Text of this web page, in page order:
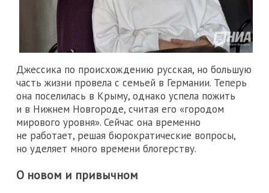
Джессика по происхождению русская, но большую
часть жизни провела с семьей в Германии. Теперь
она поселилась в Крыму, однако успела пожить
и в Нижнем Новгороде, считая его «городом
мирового уровня». Сейчас она временно
не работает, решая бюрократические вопросы,
но уделяет много времени блогерству.
О новом и привычном